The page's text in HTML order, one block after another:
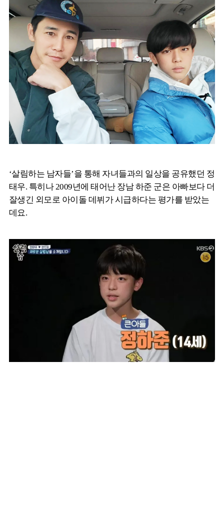
‘살림하는 남자들’을 통해 자녀들과의 일상을 공유했던 정
태우. 특히나 2009년에 태어난 장남 하준 군은 아빠보다 더
잘생긴 외모로 아이돌 데뷔가 시급하다는 평가를 받았는
데요.